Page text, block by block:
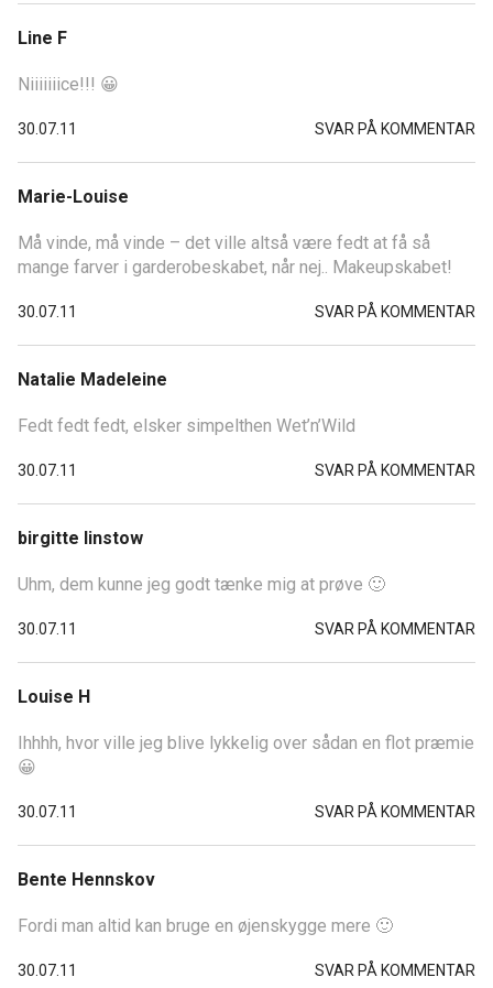
Line F
Niiiiiiice!!! 😀
30.07.11 SVAR PÅ KOMMENTAR
Marie-Louise
Må vinde, må vinde – det ville altså være fedt at få så
mange farver i garderobeskabet, når nej.. Makeupskabet!
30.07.11 SVAR PÅ KOMMENTAR
Natalie Madeleine
Fedt fedt fedt, elsker simpelthen Wet’n’Wild
30.07.11 SVAR PÅ KOMMENTAR
birgitte linstow
Uhm, dem kunne jeg godt tænke mig at prøve 🙂
30.07.11 SVAR PÅ KOMMENTAR
Louise H
Ihhhh, hvor ville jeg blive lykkelig over sådan en flot præmie
😀
30.07.11 SVAR PÅ KOMMENTAR
Bente Hennskov
Fordi man altid kan bruge en øjenskygge mere 🙂
30.07.11 SVAR PÅ KOMMENTAR